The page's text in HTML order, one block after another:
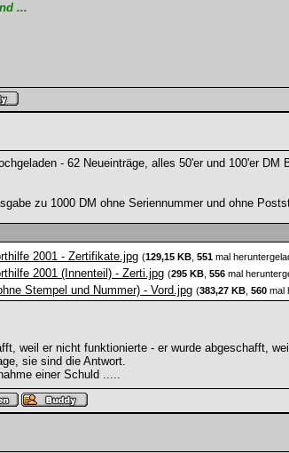
...
- 62 Neueinträge, alles 50'er und 100'er DM
zu 1000 DM ohne Seriennummer und ohne
2001 - Zertifikate.jpg (129,15 KB 551 mal
2001 (Innenteil) - Zerti.jpg (295 KB 556 mal
Stempel und Nummer) - Vord.jpg (383,27 KB 560 mal
weil er nicht funktionierte - er wurde abgeschafft,
sie sind die Antwort.
einer Schuld .....